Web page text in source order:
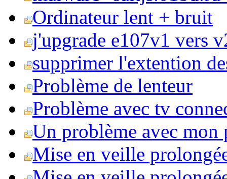
Ordinateur lent + bruit
j'upgrade e107v1 vers
supprimer l'extention
Problème de lenteur
Problème avec tv
Un problème avec mon
Mise en veille